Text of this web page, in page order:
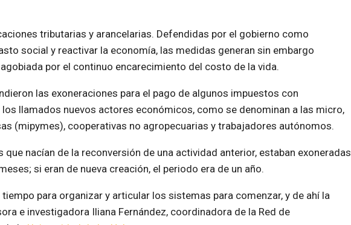
tributarias y arancelarias. Defendidas por el gobierno como
social y reactivar la economía, las medidas generan sin embargo
por el continuo encarecimiento del costo de la vida.
las exoneraciones para el pago de algunos impuestos con
llamados nuevos actores económicos, como se denominan a las micro,
(mipymes), cooperativas no agropecuarias y trabajadores autónomos.
que nacían de la reconversión de una actividad anterior, estaban exoneradas
si eran de nueva creación, el periodo era de un año.
para organizar y articular los sistemas para comenzar, y de ahí la
e investigadora Iliana Fernández, coordinadora de la Red de